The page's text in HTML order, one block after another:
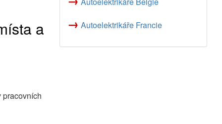
a
pracovních
→ Autoelektrikáře Francie